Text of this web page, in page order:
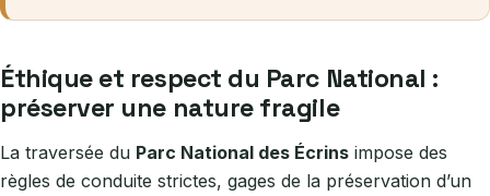
Éthique et respect du Parc National :
préserver une nature fragile
La traversée du Parc National des Écrins impose des
règles de conduite strictes, gages de la préservation d’un